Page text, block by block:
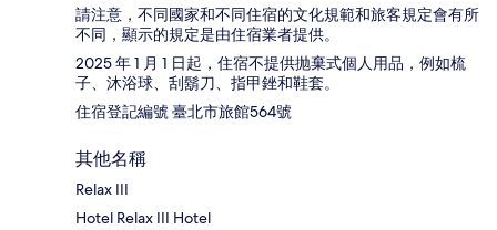
請注意，不同國家和不同住宿的文化規範和旅客規定會有所
不同，顯示的規定是由住宿業者提供。
2025 年 1 月 1 日起，住宿不提供抛棄式個人用品，例如梳
子、沐浴球、刮鬍刀、指甲銼和鞋套。
住宿登記編號 臺北市旅館564號
其他名稱
Relax III
Hotel Relax III Hotel